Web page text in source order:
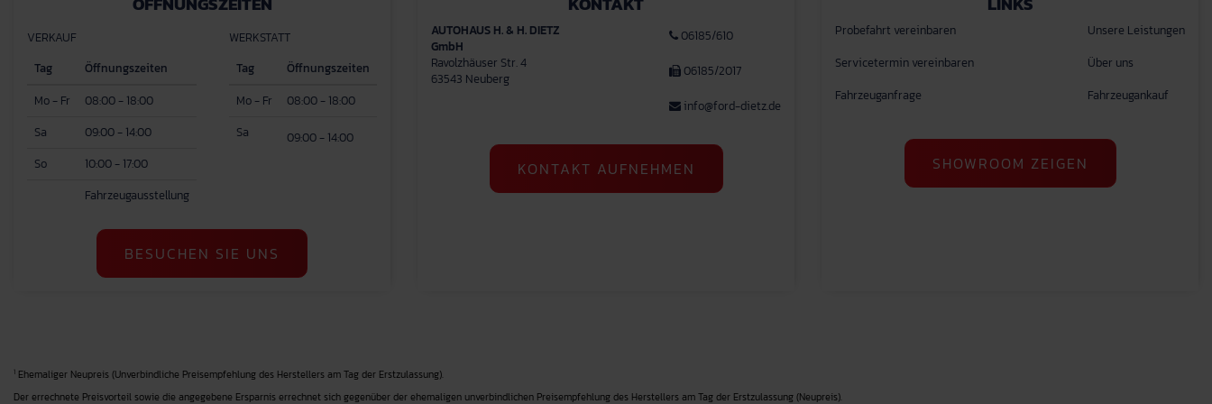
VERKAUF
Tag
Öffnungszeiten
Mo - Fr
08:00 - 18:00
Sa
09:00 - 14:00
So
10:00 - 17:00
Fahrzeugausstellung
WERKSTATT
Tag
Öffnungszeiten
Mo - Fr
08:00 - 18:00
Sa
09:00 - 14:00
BESUCHEN SIE UNS
AUTOHAUS H. & H. DIETZ
GmbH
Ravolzhäuser Str. 4
63543 Neuberg
06185/610
06185/2017
info@ford-dietz.de
KONTAKT AUFNEHMEN
Probefahrt vereinbaren
Servicetermin vereinbaren
Fahrzeuganfrage
Unsere Leistungen
Über uns
Fahrzeugankauf
SHOWROOM ZEIGEN
1 Ehemaliger Neupreis (Unverbindliche Preisempfehlung des Herstellers am Tag der Erstzulassung).
Der errechnete Preisvorteil sowie die angegebene Ersparnis errechnet sich gegenüber der ehemaligen unverbindlichen Preisempfehlung des Herstellers am Tag der Erstzulassung (Neupreis).